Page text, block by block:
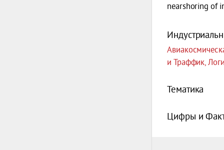
nearshoring of
и Траффик,
Тематика
Цифры и